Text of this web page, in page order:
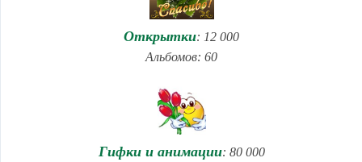
Открытки: 12 000
Альбомов: 60
Гифки и анимации: 80 000